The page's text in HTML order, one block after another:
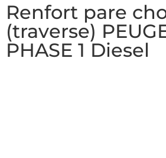
Renfort pare
(traverse)
PHASE 1 Diesel